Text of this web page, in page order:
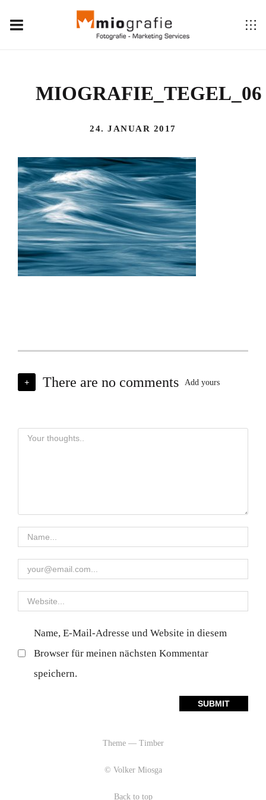
MIOGRAFIE_TEGEL_06
24. JANUAR 2017
+ There are no comments Add yours
Name, E-Mail-Adresse und Website in diesem
Browser für meinen nächsten Kommentar
speichern.
Theme — Timber
© Volker Miosga
Back to top